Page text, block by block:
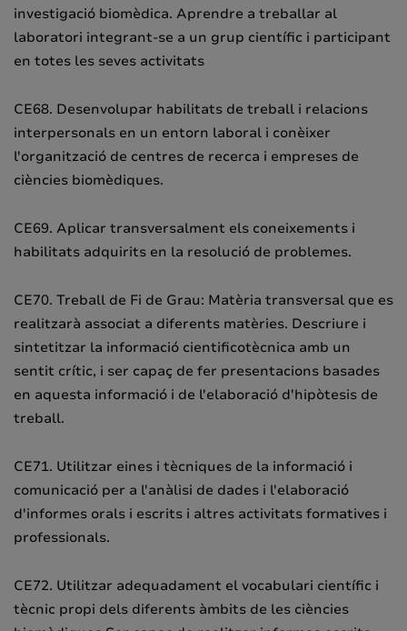
investigació biomèdica. Aprendre a treballar al
laboratori integrant-se a un grup científic i participant
en totes les seves activitats
CE68. Desenvolupar habilitats de treball i relacions
interpersonals en un entorn laboral i conèixer
l'organització de centres de recerca i empreses de
ciències biomèdiques.
CE69. Aplicar transversalment els coneixements i
habilitats adquirits en la resolució de problemes.
CE70. Treball de Fi de Grau: Matèria transversal que es
realitzarà associat a diferents matèries. Descriure i
sintetitzar la informació cientificotècnica amb un
sentit crític, i ser capaç de fer presentacions basades
en aquesta informació i de l'elaboració d'hipòtesis de
treball.
CE71. Utilitzar eines i tècniques de la informació i
comunicació per a l'anàlisi de dades i l'elaboració
d'informes orals i escrits i altres activitats formatives i
professionals.
CE72. Utilitzar adequadament el vocabulari científic i
tècnic propi dels diferents àmbits de les ciències